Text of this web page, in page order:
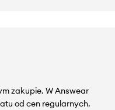
zakupie. W Answear
od cen regularnych.